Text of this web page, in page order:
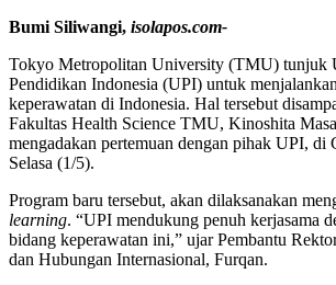
Bumi Siliwangi, isolapos.com-
Tokyo Metropolitan University (TMU) tunjuk
Pendidikan Indonesia (UPI) untuk
keperawatan di Indonesia. Hal tersebut
Fakultas Health Science TMU, Kinoshita
mengadakan pertemuan dengan pihak UPI, di
Selasa (1/5).
Program baru tersebut, akan dilaksanakan
learning. “UPI mendukung penuh kerjasama
bidang keperawatan ini,” ujar Pembantu
dan Hubungan Internasional, Furqan.